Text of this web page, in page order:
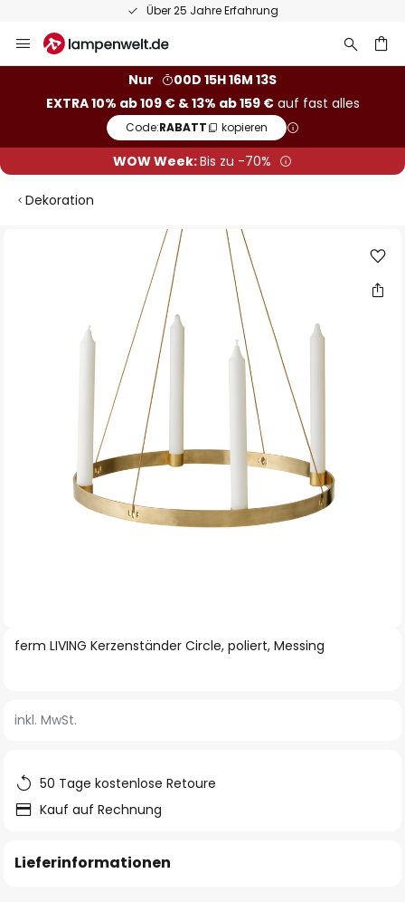
Über 25 Jahre Erfahrung
Inhalt
Nur
00D 15H 16M 12S
EXTRA 10% ab 109 € & 13% ab 159 €auf fast alles
Code:RABATT kopieren
WOW Week:Bis zu -70%
Dekoration
Zum
springen
ferm LIVING Kerzenständer Circle, poliert, Messing
inkl. MwSt.
50 Tage kostenlose Retoure
Kauf auf Rechnung
Lieferinformationen